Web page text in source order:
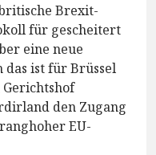
Brexit-
für gescheitert
eine neue
ist für Brüssel
Gerichtshof
den Zugang
EU-